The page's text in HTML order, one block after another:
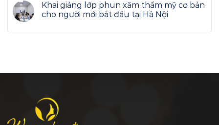
Khai giảng lớp phun xăm thẩm mỹ cơ bản
cho người mới bắt đầu tại Hà Nội